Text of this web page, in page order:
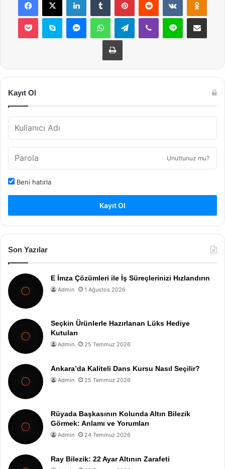
Pocket Skype MessengerWhatsAppTelegramViber Line E-Posta ile
Yazdır
Kayıt Ol
Unuttunuz mu?
Beni hatırla
Kayıt Ol
Son Yazılar
E İmza Çözümleri ile İş Süreçlerinizi Hızlandırın
Admin 1 Ağustos 2026
Seçkin Ürünlerle Hazırlanan Lüks Hediye
Kutuları
Admin 25 Temmuz 2026
Ankara’da Kaliteli Dans Kursu Nasıl Seçilir?
Admin 25 Temmuz 2026
Rüyada Başkasının Kolunda Altın Bilezik
Görmek: Anlamı ve Yorumları
Admin 24 Temmuz 2026
Ray Bilezik: 22 Ayar Altının Zarafeti